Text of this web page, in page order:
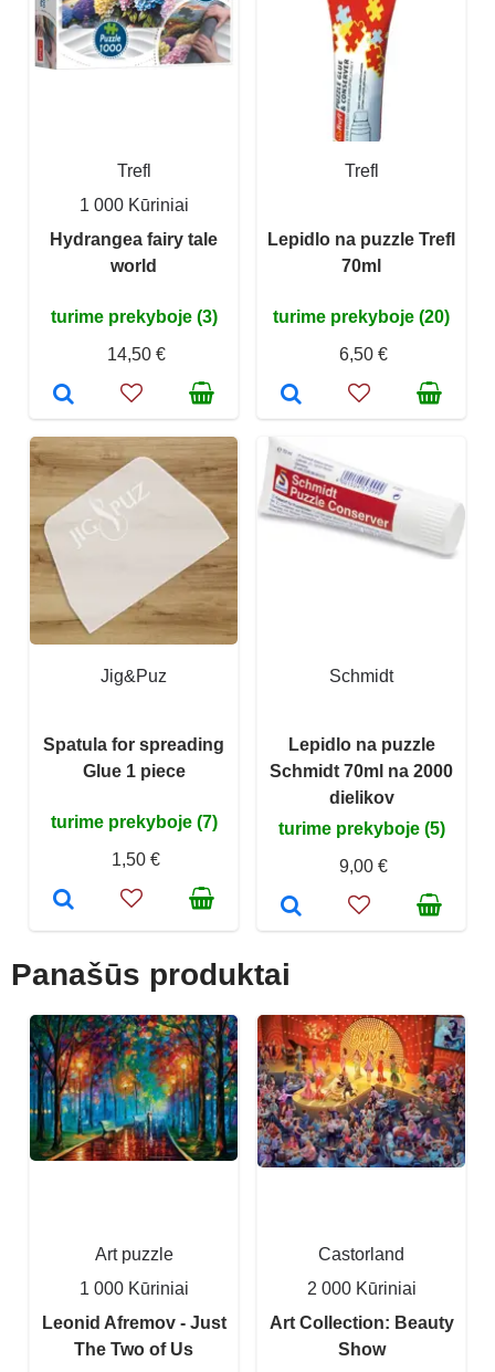
Trefl
1 000 Kūriniai
Hydrangea fairy tale
world
turime prekyboje (3)
14,50 €
Trefl
Lepidlo na puzzle Trefl
70ml
turime prekyboje (20)
6,50 €
Jig&Puz
Spatula for spreading
Glue 1 piece
turime prekyboje (7)
1,50 €
Schmidt
Lepidlo na puzzle
Schmidt 70ml na 2000
dielikov
turime prekyboje (5)
9,00 €
Panašūs produktai
Art puzzle
1 000 Kūriniai
Leonid Afremov - Just
The Two of Us
Castorland
2 000 Kūriniai
Art Collection: Beauty
Show